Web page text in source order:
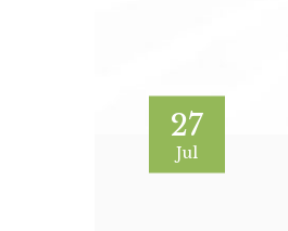
27
Jul